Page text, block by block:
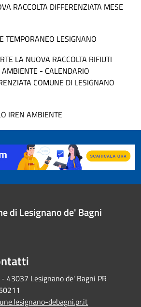
RACCOLTA DIFFERENZIATA MESE
TEMPORANEO LESIGNANO
LA NUOVA RACCOLTA RIFIUTI
AMBIENTE - CALENDARIO
COMUNE DI LESIGNANO
IREN AMBIENTE
di Lesignano de' Bagni
43037 Lesignano de' Bagni PR
debagni.pr.it